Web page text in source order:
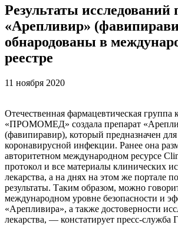
Результаты исследований
«Арепливир»
обнародованы в
реестре
11 ноября 2020
Отечественная фармацевтическая группа
«ПРОМОМЕД» создала препарат
(фавипиравир), который предназначен
коронавирусной инфекции. Ранее она
авторитетном международном ресурсе
протокол и все материалы клинических
лекарства, а на днях на этом же портале
результаты. Таким образом, можно
международном уровне безопасности и
«Арепливира», а также достоверности
лекарства, — констатирует пресс-